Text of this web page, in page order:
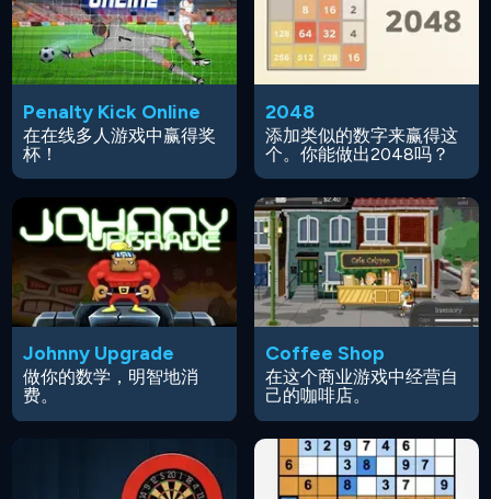
Penalty Kick Online
在在线多人游戏中赢得奖
杯！
2048
添加类似的数字来赢得这
个。你能做出2048吗？
Johnny Upgrade
做你的数学，明智地消
费。
Coffee Shop
在这个商业游戏中经营自
己的咖啡店。